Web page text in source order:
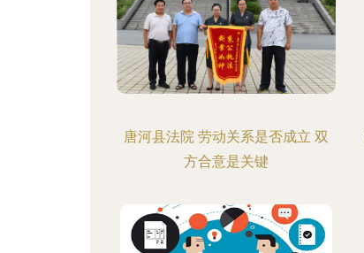
唐河县法院 劳动关系是否成立 双
方合意是关键